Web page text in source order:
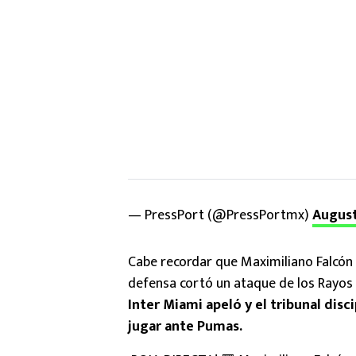
— PressPort (@PressPortmx)
Cabe recordar que Maximiliano
defensa cortó un ataque de los
Inter Miami apeló y el tribunal
jugar ante Pumas.